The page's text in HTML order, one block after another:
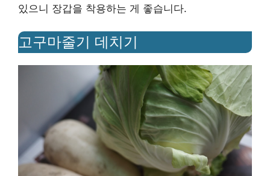
있으니 장갑을 착용하는 게 좋습니다.
고구마줄기 데치기